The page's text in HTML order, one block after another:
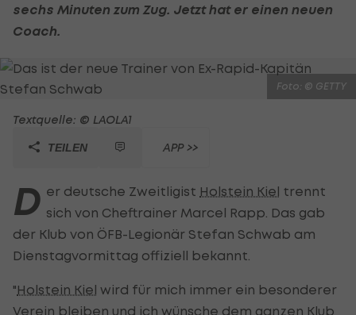
sechs Minuten zum Zug. Jetzt hat er einen neuen
Coach.
Foto: © GETTY
Textquelle: © LAOLA1
TEILEN APP >>
D er deutsche Zweitligist Holstein Kiel trennt
sich von Cheftrainer Marcel Rapp. Das gab
der Klub von ÖFB-Legionär Stefan Schwab am
Dienstagvormittag offiziell bekannt.
"Holstein Kiel wird für mich immer ein besonderer
Verein bleiben und ich wünsche dem ganzen Klub